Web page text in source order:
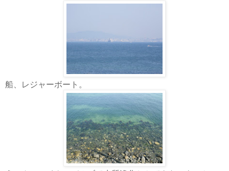
船、レジャーボート。